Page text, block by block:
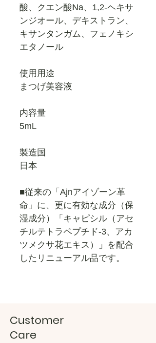
酸、クエン酸Na、1,2‐ヘキサ
ンジオール、デキストラン、
キサンタンガム、フェノキシ
エタノール
使用用途
まつげ美容液
内容量
5mL
製造国
日本
■従来の「Ajnアイゾーン革
命」に、更に有効な成分（保
湿成分）「キャピシル（アセ
チルテトラペプチド-3、アカ
ツメクサ花エキス）」を配合
したリニューアル品です。
Customer
Care